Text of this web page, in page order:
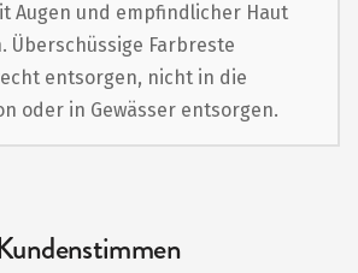
Augen und empfindlicher Haut
Überschüssige Farbreste
entsorgen, nicht in die
oder in Gewässer entsorgen.